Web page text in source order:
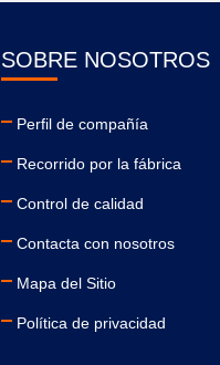
SOBRE NOSOTROS
Perfil de compañía
Recorrido por la fábrica
Control de calidad
Contacta con nosotros
Mapa del Sitio
Política de privacidad